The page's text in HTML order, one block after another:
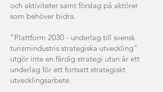
och aktiviteter samt förslag på aktörer
som behöver bidra.
”Plattform 2030 - underlag till svensk
turismindustris strategiska utveckling”
utgör inte en färdig strategi utan är ett
underlag för ett fortsatt strategiskt
utvecklingsarbete.